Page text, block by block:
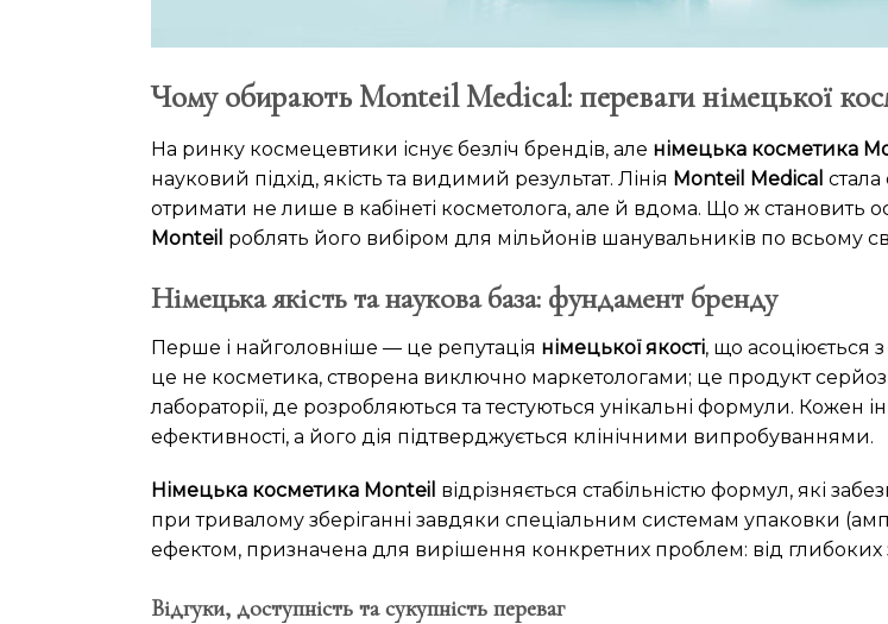
Чому обирають Monteil Medical: переваги німецької
На ринку космецевтики існує безліч брендів, але німецька косметика
науковий підхід, якість та видимий результат. Лінія Monteil Medical
отримати не лише в кабінеті косметолога, але й вдома. Що ж становить
Monteil роблять його вибіром для мільйонів шанувальників по всьому
Німецька якість та наукова база: фундамент бренду
Перше і найголовніше — це репутація німецької якості, що асоціюється
це не косметика, створена виключно маркетологами; це продукт
лабораторії, де розробляються та тестуються унікальні формули. Кожен
ефективності, а його дія підтверджується клінічними випробуваннями.
Німецька косметика Monteil відрізняється стабільністю формул, які
при тривалому зберіганні завдяки спеціальним системам упаковки
ефектом, призначена для вирішення конкретних проблем: від глибоких
Відгуки, доступність та сукупність переваг